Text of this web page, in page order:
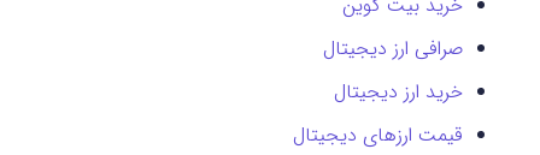
صرافی ارز دیجیتال
خرید ارز دیجیتال
قیمت ارزهای دیجیتال